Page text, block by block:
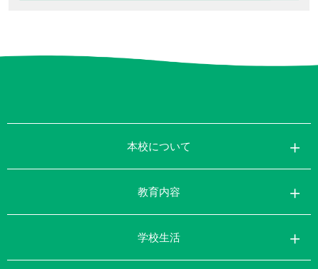
本校について
教育内容
学校生活